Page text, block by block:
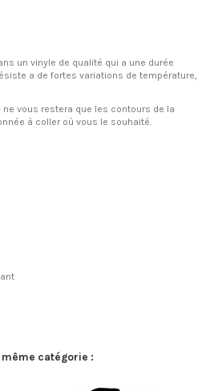
un vinyle de qualité qui a une durée
a de fortes variations de température,
vous restera que les contours de la
à coller où vous le souhaité.
catégorie :